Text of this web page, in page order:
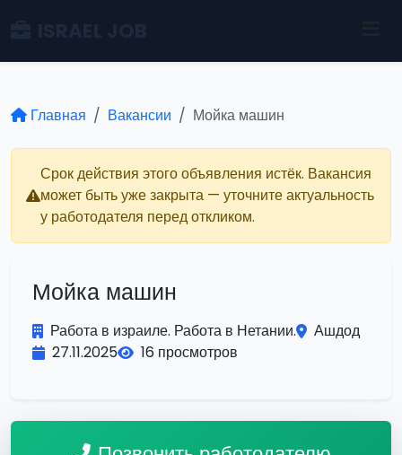
Главная Вакансии Мойка машин
Срок действия этого объявления истёк. Вакансия
может быть уже закрыта — уточните актуальность
у работодателя перед откликом.
Мойка машин
Работа в израиле. Работа в Нетании.
Ашдод
27.11.2025
16 просмотров